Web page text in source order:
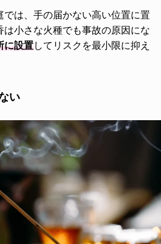
は、手の届かない高い位置に置
は小さな火種でも事故の原因にな
に設置してリスクを最小限に抑え
い